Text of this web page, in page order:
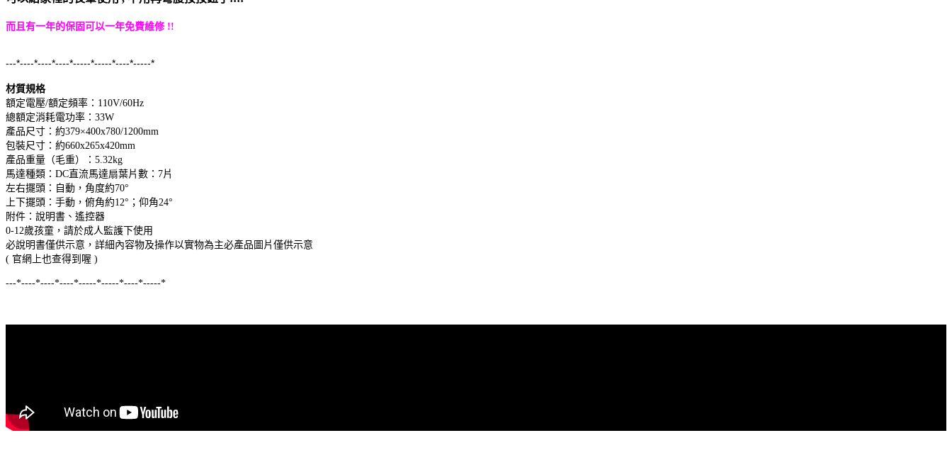
而且有一年的保固可以一年免費維修 !!
---*----*----*----*-----*-----*----*-----*
材質規格
額定電壓/額定頻率：110V/60Hz
總額定消耗電功率：33W
產品尺寸：約379×400x780/1200mm
包裝尺寸：約660x265x420mm
產品重量（毛重）：5.32kg
馬達種類：DC直流馬達扇葉片數：7片
左右擺頭：自動，角度約70°
上下擺頭：手動，俯角約12°；仰角24°
附件：說明書、遙控器
0-12歲孩童，請於成人監護下使用
必說明書僅供示意，詳細內容物及操作以實物為主必產品圖片僅供示意
( 官網上也查得到喔 )
---*----*----*----*-----*-----*----*-----*